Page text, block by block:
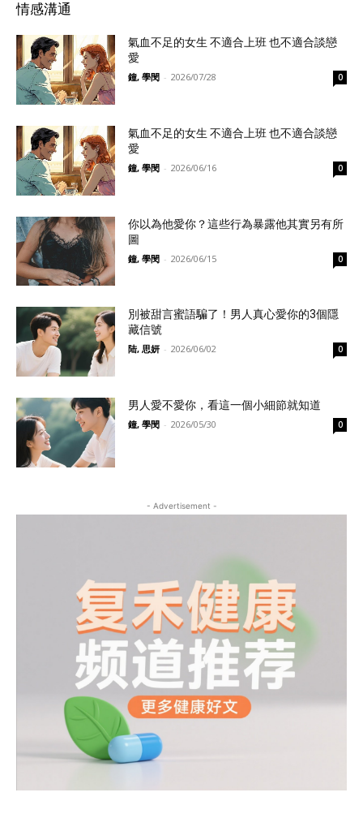
情感溝通
氣血不足的女生 不適合上班 也不適合談戀
愛
鐘, 學閔 - 2026/07/28 0
氣血不足的女生 不適合上班 也不適合談戀
愛
鐘, 學閔 - 2026/06/16 0
你以為他愛你？這些行為暴露他其實另有所
圖
鐘, 學閔 - 2026/06/15 0
別被甜言蜜語騙了！男人真心愛你的3個隱
藏信號
陆, 思妍 - 2026/06/02 0
男人愛不愛你，看這一個小細節就知道
鐘, 學閔 - 2026/05/30 0
- Advertisement -